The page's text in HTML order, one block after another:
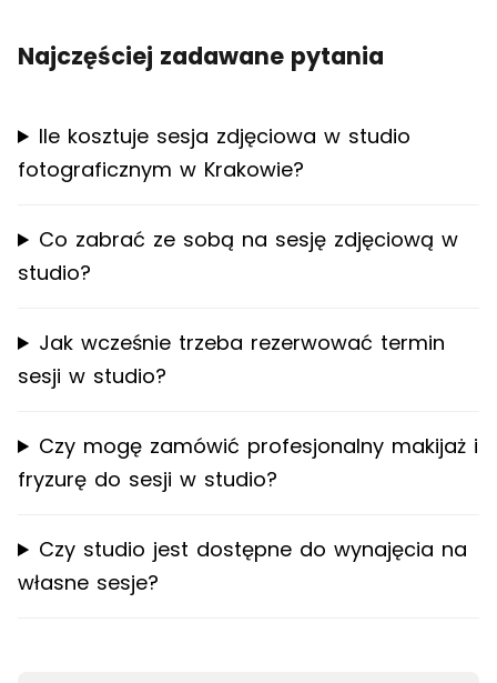
Najczęściej zadawane pytania
Ile kosztuje sesja zdjęciowa w studio
fotograficznym w Krakowie?
Co zabrać ze sobą na sesję zdjęciową w
studio?
Jak wcześnie trzeba rezerwować termin
sesji w studio?
Czy mogę zamówić profesjonalny makijaż i
fryzurę do sesji w studio?
Czy studio jest dostępne do wynajęcia na
własne sesje?